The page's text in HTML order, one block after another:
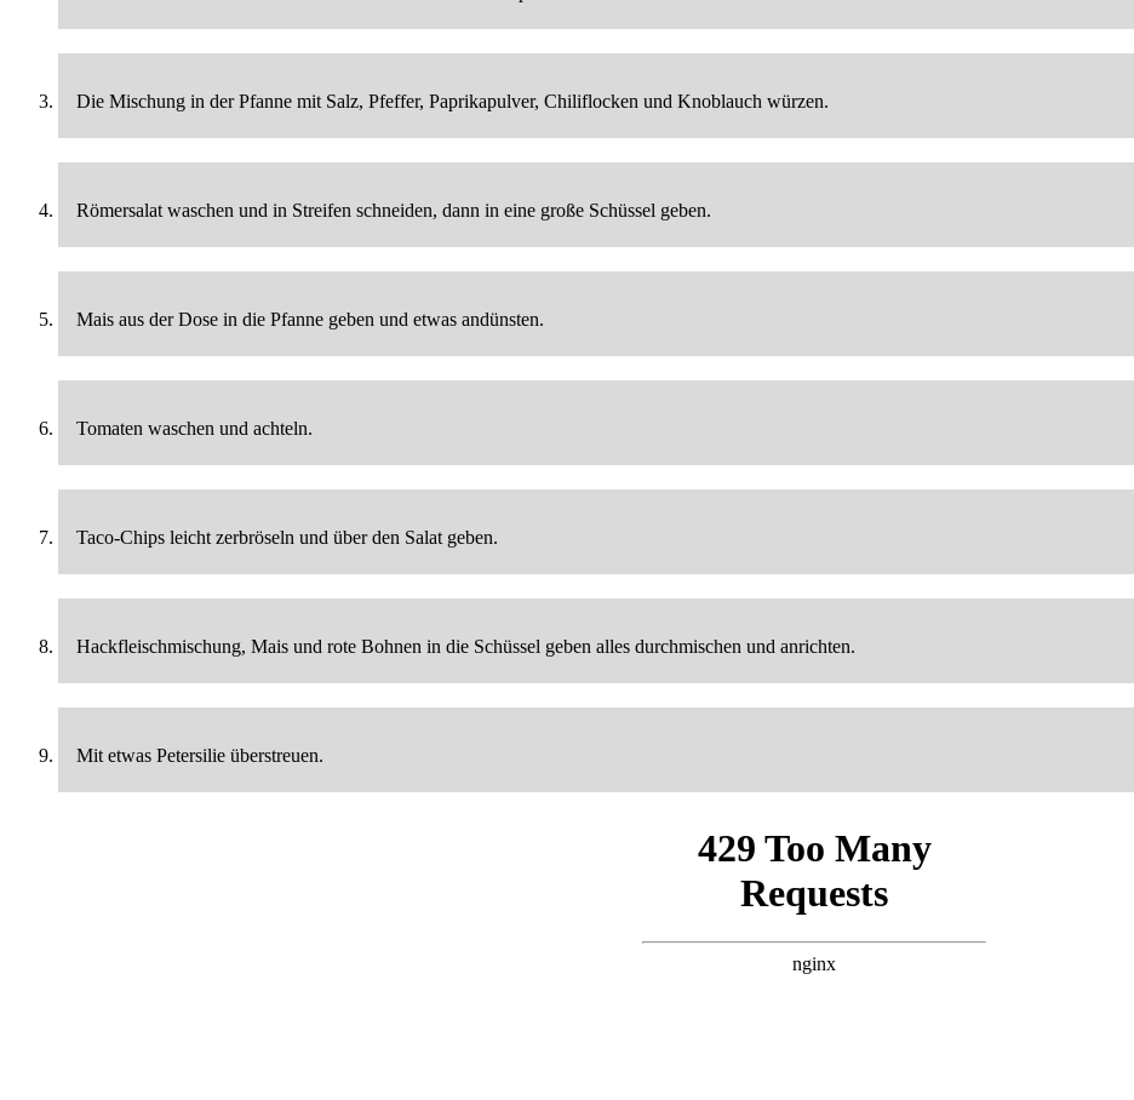
Die Mischung in der Pfanne mit Salz, Pfeffer, Paprikapulver, Chiliflocken und Knoblauch würzen.
Römersalat waschen und in Streifen schneiden, dann in eine große Schüssel geben.
Mais aus der Dose in die Pfanne geben und etwas andünsten.
Tomaten waschen und achteln.
Taco-Chips leicht zerbröseln und über den Salat geben.
Hackfleischmischung, Mais und rote Bohnen in die Schüssel geben alles durchmischen und anrichten.
Mit etwas Petersilie überstreuen.